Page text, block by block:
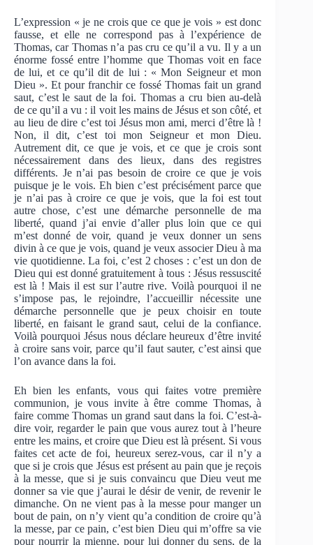
L’expression « je ne crois que ce que je vois » est donc
fausse, et elle ne correspond pas à l’expérience de
Thomas, car Thomas n’a pas cru ce qu’il a vu. Il y a un
énorme fossé entre l’homme que Thomas voit en face
de lui, et ce qu’il dit de lui : « Mon Seigneur et mon
Dieu ». Et pour franchir ce fossé Thomas fait un grand
saut, c’est le saut de la foi. Thomas a cru bien au-delà
de ce qu’il a vu : il voit les mains de Jésus et son côté, et
au lieu de dire c’est toi Jésus mon ami, merci d’être là !
Non, il dit, c’est toi mon Seigneur et mon Dieu.
Autrement dit, ce que je vois, et ce que je crois sont
nécessairement dans des lieux, dans des registres
différents. Je n’ai pas besoin de croire ce que je vois
puisque je le vois. Eh bien c’est précisément parce que
je n’ai pas à croire ce que je vois, que la foi est tout
autre chose, c’est une démarche personnelle de ma
liberté, quand j’ai envie d’aller plus loin que ce qui
m’est donné de voir, quand je veux donner un sens
divin à ce que je vois, quand je veux associer Dieu à ma
vie quotidienne. La foi, c’est 2 choses : c’est un don de
Dieu qui est donné gratuitement à tous : Jésus ressuscité
est là ! Mais il est sur l’autre rive. Voilà pourquoi il ne
s’impose pas, le rejoindre, l’accueillir nécessite une
démarche personnelle que je peux choisir en toute
liberté, en faisant le grand saut, celui de la confiance.
Voilà pourquoi Jésus nous déclare heureux d’être invité
à croire sans voir, parce qu’il faut sauter, c’est ainsi que
l’on avance dans la foi.
Eh bien les enfants, vous qui faites votre première
communion, je vous invite à être comme Thomas, à
faire comme Thomas un grand saut dans la foi. C’est-à-
dire voir, regarder le pain que vous aurez tout à l’heure
entre les mains, et croire que Dieu est là présent. Si vous
faites cet acte de foi, heureux serez-vous, car il n’y a
que si je crois que Jésus est présent au pain que je reçois
à la messe, que si je suis convaincu que Dieu veut me
donner sa vie que j’aurai le désir de venir, de revenir le
dimanche. On ne vient pas à la messe pour manger un
bout de pain, on n’y vient qu’a condition de croire qu’à
la messe, par ce pain, c’est bien Dieu qui m’offre sa vie
pour nourrir la mienne, pour lui donner du sens, de la